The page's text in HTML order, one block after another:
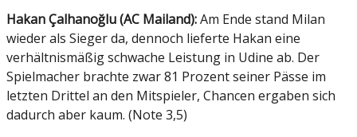
Hakan Çalhanoğlu (AC Mailand):Am Ende stand Milan
wieder als Sieger da, dennoch lieferte Hakan eine
verhältnismäßig schwache Leistung in Udine ab. Der
Spielmacher brachte zwar 81 Prozent seiner Pässe im
letzten Drittel an den Mitspieler, Chancen ergaben sich
dadurch aber kaum. (Note 3,5)